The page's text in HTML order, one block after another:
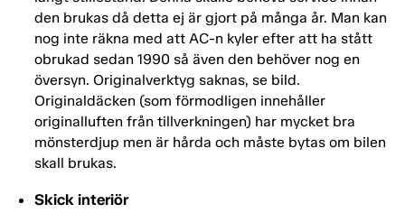
den brukas då detta ej är gjort på många år. Man kan
nog inte räkna med att AC-n kyler efter att ha stått
obrukad sedan 1990 så även den behöver nog en
översyn. Originalverktyg saknas, se bild.
Originaldäcken (som förmodligen innehåller
originalluften från tillverkningen) har mycket bra
mönsterdjup men är hårda och måste bytas om bilen
skall brukas.
Skick interiör